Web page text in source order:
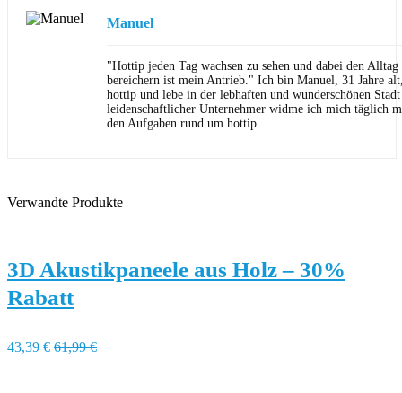
Manuel
"Hottip jeden Tag wachsen zu sehen und dabei den
bereichern ist mein Antrieb." Ich bin Manuel, 31 Jahre
hottip und lebe in der lebhaften und wunderschönen
leidenschaftlicher Unternehmer widme ich mich täglich
den Aufgaben rund um hottip.
Verwandte Produkte
3D Akustikpaneele aus Holz – 30%
Rabatt
43,39 € 61,99 €